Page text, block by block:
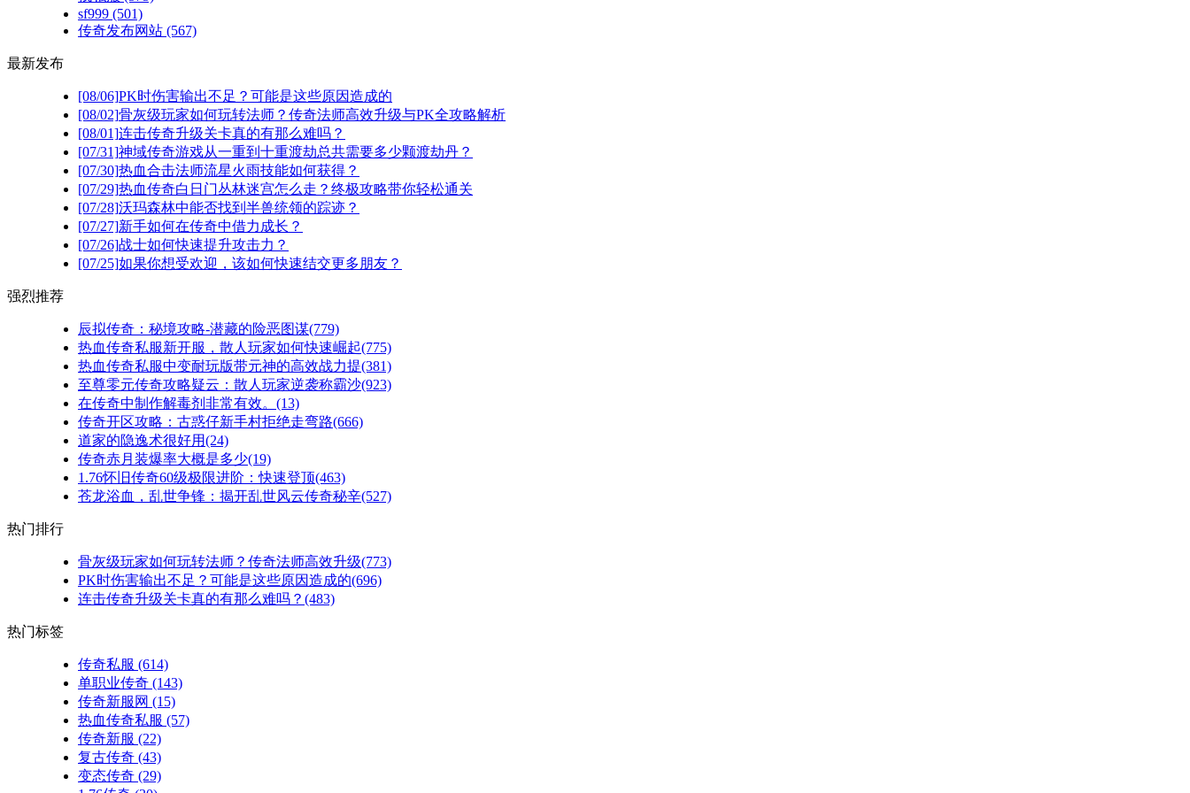
sf999 (501)
传奇发布网站 (567)
最新发布
[08/06]PK时伤害输出不足？可能是这些原因造成的
[08/02]骨灰级玩家如何玩转法师？传奇法师高效升级与PK全攻略解析
[08/01]连击传奇升级关卡真的有那么难吗？
[07/31]神域传奇游戏从一重到十重渡劫总共需要多少颗渡劫丹？
[07/30]热血合击法师流星火雨技能如何获得？
[07/29]热血传奇白日门丛林迷宫怎么走？终极攻略带你轻松通关
[07/28]沃玛森林中能否找到半兽统领的踪迹？
[07/27]新手如何在传奇中借力成长？
[07/26]战士如何快速提升攻击力？
[07/25]如果你想受欢迎，该如何快速结交更多朋友？
强烈推荐
辰拟传奇：秘境攻略-潜藏的险恶图谋(779)
热血传奇私服新开服，散人玩家如何快速崛起(775)
热血传奇私服中变耐玩版带元神的高效战力提(381)
至尊零元传奇攻略疑云：散人玩家逆袭称霸沙(923)
在传奇中制作解毒剂非常有效。(13)
传奇开区攻略：古惑仔新手村拒绝走弯路(666)
道家的隐逸术很好用(24)
传奇赤月装爆率大概是多少(19)
1.76怀旧传奇60级极限进阶：快速登顶(463)
苍龙浴血，乱世争锋：揭开乱世风云传奇秘辛(527)
热门排行
骨灰级玩家如何玩转法师？传奇法师高效升级(773)
PK时伤害输出不足？可能是这些原因造成的(696)
连击传奇升级关卡真的有那么难吗？(483)
热门标签
传奇私服 (614)
单职业传奇 (143)
传奇新服网 (15)
热血传奇私服 (57)
传奇新服 (22)
复古传奇 (43)
变态传奇 (29)